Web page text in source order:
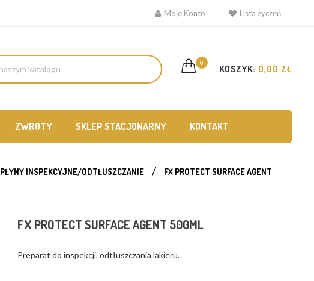
Moje Konto Lista życzeń
0
KOSZYK: 0,00 ZŁ
ZWROTY SKLEP STACJONARNY KONTAKT
PŁYNY INSPEKCYJNE/ODTŁUSZCZANIE
FX PROTECT SURFACE AGENT
FX PROTECT SURFACE AGENT 500ML
Preparat do inspekcji, odtłuszczania lakieru.